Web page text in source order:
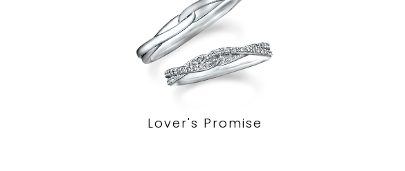
Lover's Promise